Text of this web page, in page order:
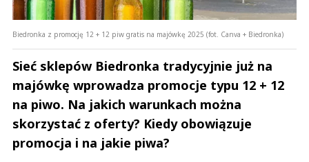
Biedronka z promocję 12 + 12 piw gratis na majówkę 2025 (fot. Canva + Biedronka)
Sieć sklepów Biedronka tradycyjnie już na
majówkę wprowadza promocje typu 12 + 12
na piwo. Na jakich warunkach można
skorzystać z oferty? Kiedy obowiązuje
promocja i na jakie piwa?